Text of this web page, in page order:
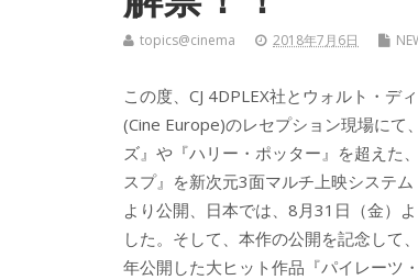
topics@cinema 2018年7月6日
この度、CJ 4DPLEX社とウォルト・
(Cine Europe)のレセプション現場に
ズ』や『ハリー・ポッター』を超えた
スプ』を新次元3面マルチ上映システ
より公開、日本では、8月31日（金）
した。そして、本作の公開を記念して
年公開した大ヒット作品『パイレーツ